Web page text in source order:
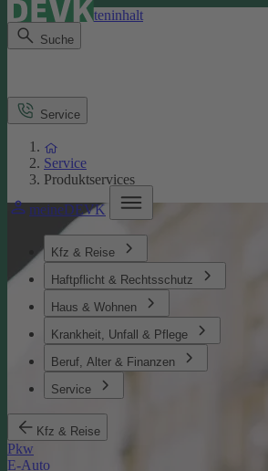
Direkt zum Seiteninhalt
Suche
meineDEVK
Kfz & Reise
Haftpflicht & Rechtsschutz
Haus & Wohnen
Krankheit, Unfall & Pflege
Beruf, Alter & Finanzen
Service
Kfz & Reise
Pkw
E-Auto
Service
Service
Produktservices